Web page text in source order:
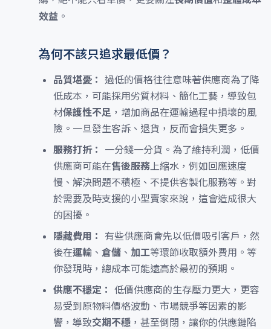
效益 。
為何不該只追求最低價？
品質堪憂： 過低的價格往往意味著供應商為了降
低成本，可能採用劣質材料、簡化工藝，導致包
材保護性不足 ，增加商品在運輸過程中損壞的風
險。一旦發生客訴、退貨，反而會損失更多。
服務打折：
一分錢一分貨。為了維持利潤，低價
供應商可能在售後服務上縮水，例如回應速度
慢、解決問題不積極、不提供客製化服務等。對
於需要及時支援的小型賣家來說，這會造成很大
的困擾。
隱藏費用：
有些供應商會先以低價吸引客戶，然
後在運輸 、 倉儲 、 加工等環節收取額外費用。等
你發現時，總成本可能遠高於最初的預期。
供應不穩定： 低價供應商的生存壓力更大，更容
易受到原物料價格波動、市場競爭等因素的影
響，導致交期不穩 ，甚至倒閉，讓你的供應鏈陷